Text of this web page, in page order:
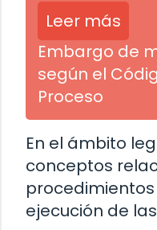
Leer más
Embargo de
según el
Proceso
En el ámbito
conceptos
ejecución de